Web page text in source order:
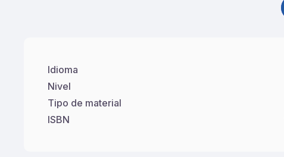
Idioma
Nivel
Tipo de material
ISBN